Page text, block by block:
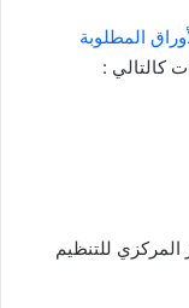
المطلوبة
كالتالي :
المركزي للتنظيم